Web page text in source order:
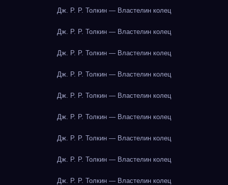
Дж. Р. Р. Толкин — Властелин колец
Дж. Р. Р. Толкин — Властелин колец
Дж. Р. Р. Толкин — Властелин колец
Дж. Р. Р. Толкин — Властелин колец
Дж. Р. Р. Толкин — Властелин колец
Дж. Р. Р. Толкин — Властелин колец
Дж. Р. Р. Толкин — Властелин колец
Дж. Р. Р. Толкин — Властелин колец
Дж. Р. Р. Толкин — Властелин колец